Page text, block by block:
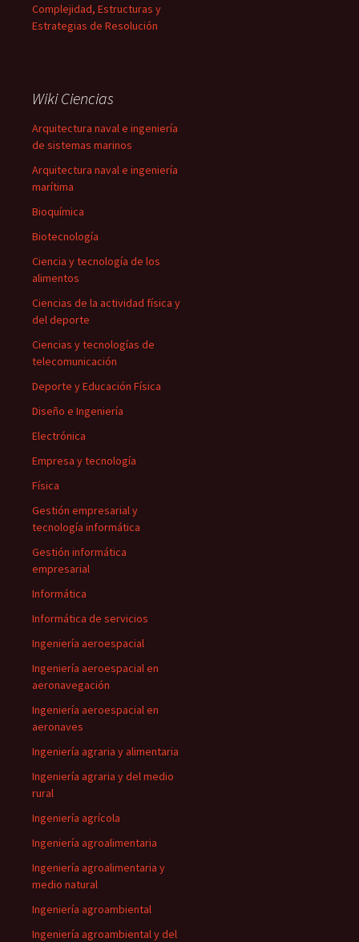
Complejidad, Estructuras y
Estrategias de Resolución
Wiki Ciencias
Arquitectura naval e ingeniería
de sistemas marinos
Arquitectura naval e ingeniería
marítima
Bioquímica
Biotecnología
Ciencia y tecnología de los
alimentos
Ciencias de la actividad física y
del deporte
Ciencias y tecnologías de
telecomunicación
Deporte y Educación Física
Diseño e Ingeniería
Electrónica
Empresa y tecnología
Física
Gestión empresarial y
tecnología informática
Gestión informática
empresarial
Informática
Informática de servicios
Ingeniería aeroespacial
Ingeniería aeroespacial en
aeronavegación
Ingeniería aeroespacial en
aeronaves
Ingeniería agraria y alimentaria
Ingeniería agraria y del medio
rural
Ingeniería agrícola
Ingeniería agroalimentaria
Ingeniería agroalimentaria y
medio natural
Ingeniería agroambiental
Ingeniería agroambiental y del